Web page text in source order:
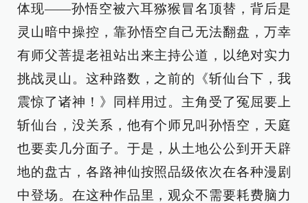
体现——孙悟空被六耳猕猴冒名顶替，背后是
灵山暗中操控，靠孙悟空自己无法翻盘，万幸
有师父菩提老祖站出来主持公道，以绝对实力
挑战灵山。这种路数，之前的《斩仙台下，我
震惊了诸神！》同样用过。主角受了冤屈要上
斩仙台，没关系，他有个师兄叫孙悟空，天庭
也要卖几分面子。于是，从土地公公到开天辟
地的盘古，各路神仙按照品级依次在各种漫剧
中登场。在这种作品里，观众不需要耗费脑力